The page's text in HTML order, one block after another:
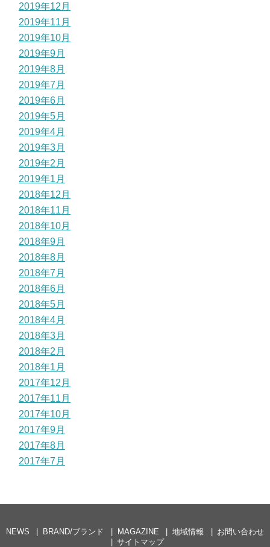
2019年12月
2019年11月
2019年10月
2019年9月
2019年8月
2019年7月
2019年6月
2019年5月
2019年4月
2019年3月
2019年2月
2019年1月
2018年12月
2018年11月
2018年10月
2018年9月
2018年8月
2018年7月
2018年6月
2018年5月
2018年4月
2018年3月
2018年2月
2018年1月
2017年12月
2017年11月
2017年10月
2017年9月
2017年8月
2017年7月
NEWS BRAND/ブランド MAGAZINE 地域情報
お問い合わせ
サイトマップ